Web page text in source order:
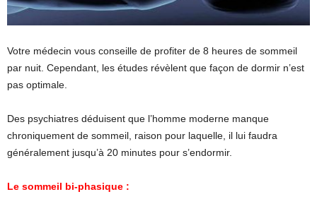
Votre médecin vous conseille de profiter de 8 heures de sommeil
par nuit. Cependant, les études révèlent que façon de dormir n’est
pas optimale.
Des psychiatres déduisent que l’homme moderne manque
chroniquement de sommeil, raison pour laquelle, il lui faudra
généralement jusqu’à 20 minutes pour s’endormir.
Le sommeil bi-phasique :